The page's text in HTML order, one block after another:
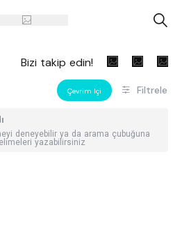
A
Bizi takip edin!
Çevrim Içi Filtrele
deneyebilir ya da arama çubuğuna
yazabilirsiniz